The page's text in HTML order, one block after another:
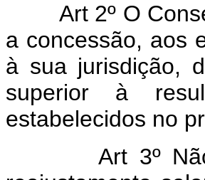
Art 2º O
a concessão, aos
à sua jurisdição,
superior à
estabelecidos no
Art 3º